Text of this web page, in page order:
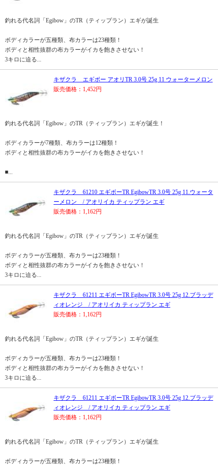
釣れる代名詞「Egibow」のTR（ティップラン）エギが誕生
ボディカラーが五種類、布カラーは23種類！
ボディと相性抜群の布カラーがイカを飽きさせない！
3キロに迫る...
キザクラ エギボー アオリTR 3.0号 25g 11 ウォーターメロン
販売価格：1,452円
釣れる代名詞「Egibow」のTR（ティップラン）エギが誕生！
ボディカラーが7種類、布カラーは12種類！
ボディと相性抜群の布カラーがイカを飽きさせない！
■...
キザクラ 61210 エギボーTR EgibowTR 3.0号 25g 11.ウォータ
ーメロン / アオリイカ ティップラン エギ
販売価格：1,162円
釣れる代名詞「Egibow」のTR（ティップラン）エギが誕生
ボディカラーが五種類、布カラーは23種類！
ボディと相性抜群の布カラーがイカを飽きさせない！
3キロに迫る...
キザクラ 61211 エギボーTR EgibowTR 3.0号 25g 12.ブラッデ
ィオレンジ / アオリイカ ティップラン エギ
販売価格：1,162円
釣れる代名詞「Egibow」のTR（ティップラン）エギが誕生
ボディカラーが五種類、布カラーは23種類！
ボディと相性抜群の布カラーがイカを飽きさせない！
3キロに迫る...
キザクラ 61211 エギボーTR EgibowTR 3.0号 25g 12.ブラッデ
ィオレンジ / アオリイカ ティップラン エギ
販売価格：1,162円
釣れる代名詞「Egibow」のTR（ティップラン）エギが誕生
ボディカラーが五種類、布カラーは23種類！